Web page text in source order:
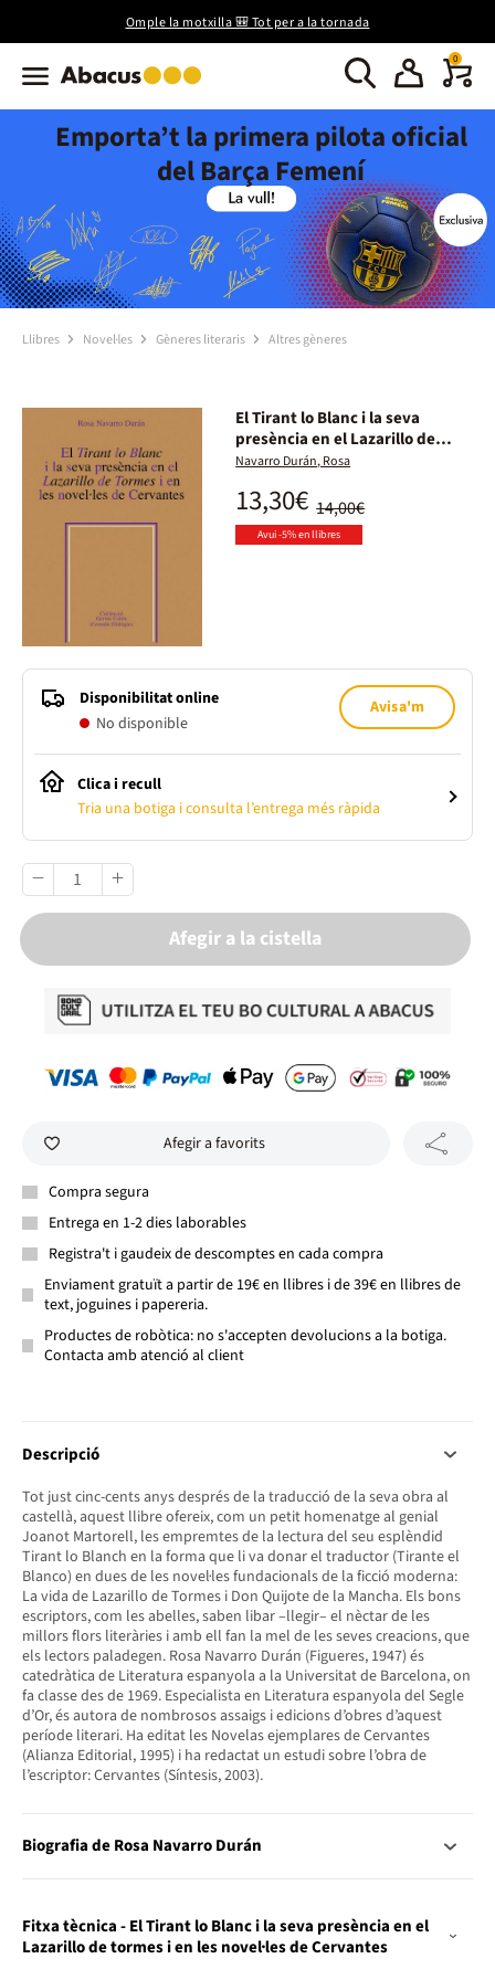
Omple la motxilla 🎒 Tot per a la tornada
0
Emporta’t la primera pilota oficial
del Barça Femení
Llibres Novel·les Gèneres literaris Altres gèneres
El Tirant lo Blanc i la seva
presència en el Lazarillo de
tormes i en les novel·les de
Navarro Durán, Rosa
14,00€
13,30€
Avui -5% en llibres
Disponibilitat online
No disponible
Avisa'm
Clica i recull
Tria una botiga i consulta l’entrega més ràpida
Afegir a la cistella
Afegir a favorits
Compra segura
Entrega en 1-2 dies laborables
Registra't i gaudeix de descomptes en cada compra
Enviament gratuït a partir de 19€ en llibres i de 39€ en llibres de
text, joguines i papereria.
Productes de robòtica: no s'accepten devolucions a la botiga.
Contacta amb atenció al client
Descripció
Tot just cinc-cents anys després de la traducció de la seva obra al
castellà, aquest llibre ofereix, com un petit homenatge al genial
Joanot Martorell, les empremtes de la lectura del seu esplèndid
Tirant lo Blanch en la forma que li va donar el traductor (Tirante el
Blanco) en dues de les novel·les fundacionals de la ficció moderna:
La vida de Lazarillo de Tormes i Don Quijote de la Mancha. Els bons
escriptors, com les abelles, saben libar –llegir– el nèctar de les
millors flors literàries i amb ell fan la mel de les seves creacions, que
els lectors paladegen. Rosa Navarro Durán (Figueres, 1947) és
catedràtica de Literatura espanyola a la Universitat de Barcelona, on
fa classe des de 1969. Especialista en Literatura espanyola del Segle
d’Or, és autora de nombrosos assaigs i edicions d’obres d’aquest
període literari. Ha editat les Novelas ejemplares de Cervantes
(Alianza Editorial, 1995) i ha redactat un estudi sobre l’obra de
l’escriptor: Cervantes (Síntesis, 2003).
Biografia de Rosa Navarro Durán
Fitxa tècnica - El Tirant lo Blanc i la seva presència en el
Lazarillo de tormes i en les novel·les de Cervantes